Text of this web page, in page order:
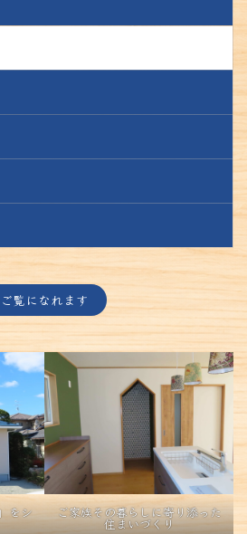
覧になれます
をシ ご家族その暮らしに寄り添った
住まいづくり